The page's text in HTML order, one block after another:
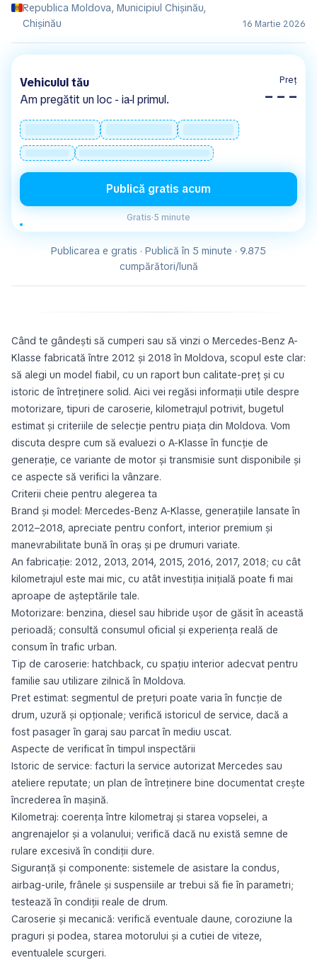
Republica Moldova, Municipiul Chișinău,
Chișinău
16 Martie 2026
Vehiculul tău
Am pregătit un loc - ia-l primul.
Preț
– – –
Publică gratis acum
Gratis·5 minute
Publicarea e gratis · Publică în 5 minute · 9.875
cumpărători/lună
Când te gândești să cumperi sau să vinzi o Mercedes-Benz A-
Klasse fabricată între 2012 și 2018 în Moldova, scopul este clar:
să alegi un model fiabil, cu un raport bun calitate-preț și cu
istoric de întreținere solid. Aici vei regăsi informații utile despre
motorizare, tipuri de caroserie, kilometrajul potrivit, bugetul
estimat și criteriile de selecție pentru piața din Moldova. Vom
discuta despre cum să evaluezi o A-Klasse în funcție de
generație, ce variante de motor și transmisie sunt disponibile și
ce aspecte să verifici la vânzare.
Criterii cheie pentru alegerea ta
Brand și model: Mercedes-Benz A-Klasse, generațiile lansate în
2012–2018, apreciate pentru confort, interior premium și
manevrabilitate bună în oraș și pe drumuri variate.
An fabricație: 2012, 2013, 2014, 2015, 2016, 2017, 2018; cu cât
kilometrajul este mai mic, cu atât investiția inițială poate fi mai
aproape de așteptările tale.
Motorizare: benzina, diesel sau hibride ușor de găsit în această
perioadă; consultă consumul oficial și experiența reală de
consum în trafic urban.
Tip de caroserie: hatchback, cu spațiu interior adecvat pentru
familie sau utilizare zilnică în Moldova.
Pret estimat: segmentul de prețuri poate varia în funcție de
drum, uzură și opționale; verifică istoricul de service, dacă a
fost pasager în garaj sau parcat în mediu uscat.
Aspecte de verificat în timpul inspectării
Istoric de service: facturi la service autorizat Mercedes sau
ateliere reputate; un plan de întreținere bine documentat crește
încrederea în mașină.
Kilometraj: coerența între kilometraj și starea vopselei, a
angrenajelor și a volanului; verifică dacă nu există semne de
rulare excesivă în condiții dure.
Siguranță și componente: sistemele de asistare la condus,
airbag-urile, frânele și suspensiile ar trebui să fie în parametri;
testează în condiții reale de drum.
Caroserie și mecanică: verifică eventuale daune, coroziune la
praguri și podea, starea motorului și a cutiei de viteze,
eventualele scurgeri.